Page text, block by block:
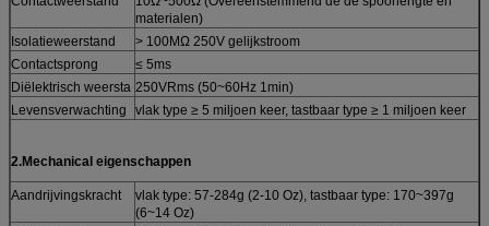
materialen)
Isolatieweerstand
> 100MΩ 250V gelijkstroom
Contactsprong
≤ 5ms
Diëlektrisch weersta 250VRms (50~60Hz 1min)
Levensverwachting
vlak type ≥ 5 miljoen keer, tastbaar type ≥ 1 miljoen keer
2.Mechanical eigenschappen
Aandrijvingskracht
vlak type: 57-284g (2-10 Oz), tastbaar type: 170~397g
(6~14 Oz)